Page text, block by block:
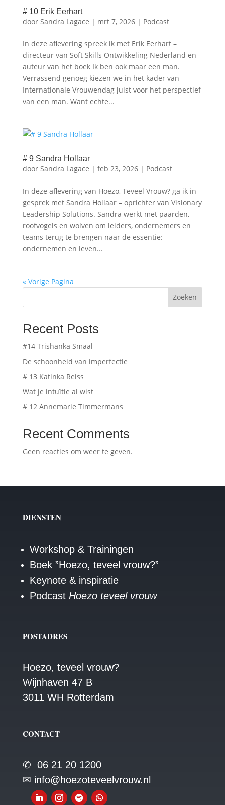
# 10 Erik Eerhart
door Sandra Lagace | mrt 7, 2026| Podcast
In deze aflevering spreek ik met Erik Eerhart –
directeur van Soft Skills Ontwikkeling Nederland en
auteur van het boek ⁠Ik ben ook maar een man⁠.
Verrassend genoeg kiezen we in het kader van
Internationale Vrouwendag juist voor het perspectief
van een man. Want echte...
# 9 Sandra Hollaar
door Sandra Lagace | feb 23, 2026| Podcast
In deze aflevering van Hoezo, Teveel Vrouw? ga ik in
gesprek met Sandra Hollaar – oprichter van Visionary
Leadership Solutions. Sandra werkt met paarden,
roofvogels en wolven om leiders, ondernemers en
teams terug te brengen naar de essentie:
ondernemen en leven...
« Vorige Pagina
Zoeken
Recent Posts
#14 Trishanka Smaal
De schoonheid van imperfectie
# 13 Katinka Reiss
Wat je intuïtie al wist
# 12 Annemarie Timmermans
Recent Comments
Geen reacties om weer te geven.
DIENSTEN
Workshop & Trainingen
Boek ”Hoezo, teveel vrouw?”
Keynote & inspiratie
Podcast Hoezo teveel vrouw
POSTADRES
Hoezo, teveel vrouw?
Wijnhaven 47 B
3011 WH Rotterdam
CONTACT
✆ 06 21 20 1200
✉ info@hoezoteveelvrouw.nl